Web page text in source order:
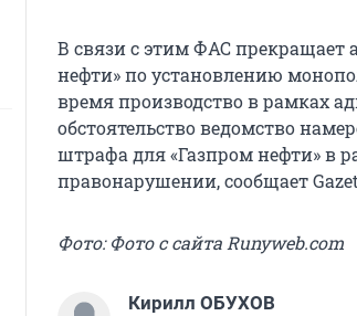
В связи с этим ФАС прекращает
нефти» по установлению
время производство в рамках
обстоятельство ведомство
штрафа для «Газпром нефти» в
правонарушении, сообщает
Фото: Фото с сайта Runyweb.com
Кирилл ОБУХОВ